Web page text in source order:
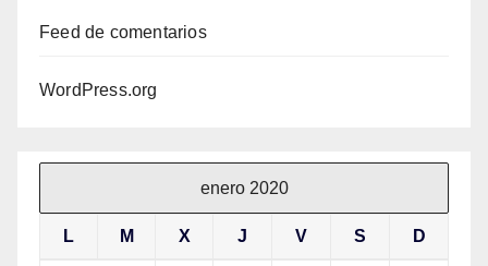
Feed de comentarios
WordPress.org
enero 2020
L M X J V S D